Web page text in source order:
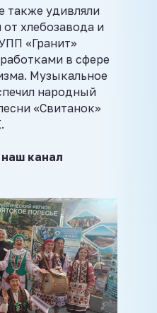
также удивляли
хлебозавода и
«Гранит»
в сфере
Музыкальное
народный
«Свитанок»
канал